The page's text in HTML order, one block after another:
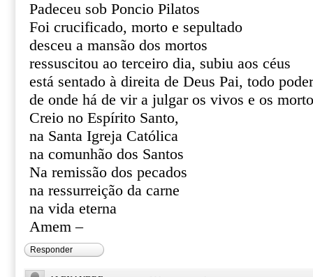
Padeceu sob Poncio Pilatos
Foi crucificado, morto e sepultado
desceu a mansão dos mortos
ressuscitou ao terceiro dia, subiu aos céus
está sentado à direita de Deus Pai, todo
de onde há de vir a julgar os vivos e os
Creio no Espírito Santo,
na Santa Igreja Católica
na comunhão dos Santos
Na remissão dos pecados
na ressurreição da carne
na vida eterna
Amem –
Responder